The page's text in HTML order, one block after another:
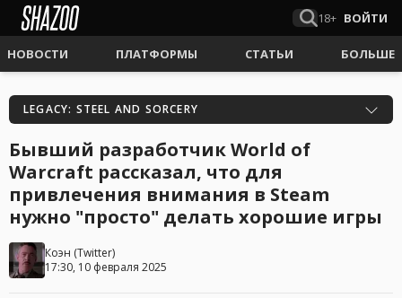
18+ ВОЙТИ
НОВОСТИ ПЛАТФОРМЫ СТАТЬИ БОЛЬШЕ
LEGACY: STEEL AND SORCERY
Бывший разработчик World of
Warcraft рассказал, что для
привлечения внимания в Steam
нужно "просто" делать хорошие игры
Коэн (Twitter)
17:30, 10 февраля 2025